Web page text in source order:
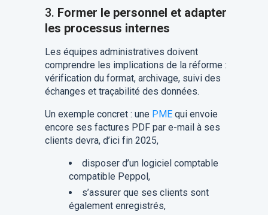
3. Former le personnel et adapter
les processus internes
Les équipes administratives doivent
comprendre les implications de la réforme :
vérification du format, archivage, suivi des
échanges et traçabilité des données.
Un exemple concret : une PMEqui envoie
encore ses factures PDF par e-mail à ses
clients devra, d’ici fin 2025,
disposer d’un logiciel comptable
compatible Peppol,
s’assurer que ses clients sont
également enregistrés,